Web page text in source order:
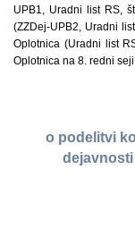
UPB1, Uradni list RS,
(ZZDej-UPB2, Uradni
Oplotnica (Uradni list
Oplotnica na 8. redni
o podelitvi